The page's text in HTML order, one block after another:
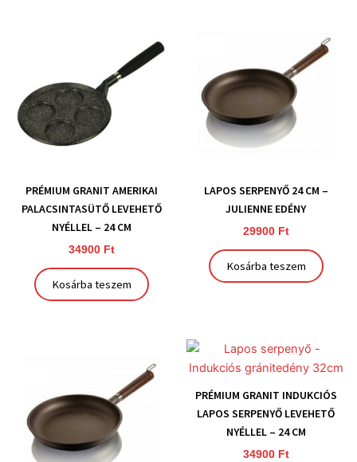
PRÉMIUM GRANIT AMERIKAI
PALACSINTASÜTŐ LEVEHETŐ
NYÉLLEL – 24 CM
34900 Ft
Kosárba teszem
LAPOS SERPENYŐ 24 CM –
JULIENNE EDÉNY
29900 Ft
Kosárba teszem
PRÉMIUM GRANIT INDUKCIÓS
LAPOS SERPENYŐ LEVEHETŐ
NYÉLLEL – 24 CM
34900 Ft